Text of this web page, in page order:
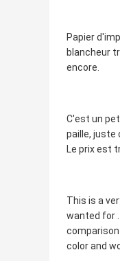
Papier
blancheur
encore.
C'est un
paille, juste
Le prix est
This is a
wanted for
color and